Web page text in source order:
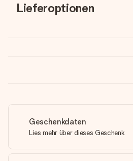
Lieferoptionen
Geschenkdaten
Lies mehr über dieses Geschenk